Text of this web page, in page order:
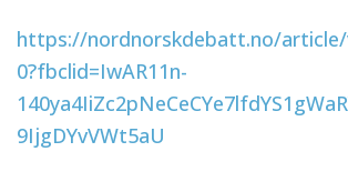
https://nordnorskdebatt.no/
0?fbclid=IwAR11n-
9IjgDYvVWt5aU